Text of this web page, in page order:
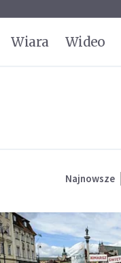
Wiara Wideo
Najnowsze